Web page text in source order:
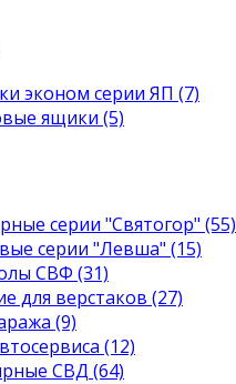
эконом серии ЯП (7)
ящики (5)
серии "Святогор" (55)
серии "Левша" (15)
СВФ (31)
для верстаков (27)
(9)
(12)
СВД (64)